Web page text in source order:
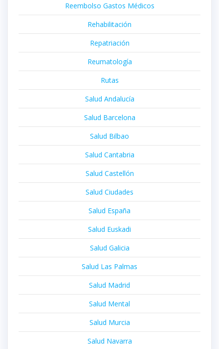
Reembolso Gastos Médicos
Rehabilitación
Repatriación
Reumatología
Rutas
Salud Andalucía
Salud Barcelona
Salud Bilbao
Salud Cantabria
Salud Castellón
Salud Ciudades
Salud España
Salud Euskadi
Salud Galicia
Salud Las Palmas
Salud Madrid
Salud Mental
Salud Murcia
Salud Navarra